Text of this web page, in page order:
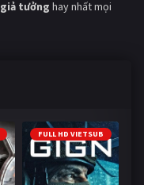
giả tưởng hay nhất mọi
FULL HD VIETSUB